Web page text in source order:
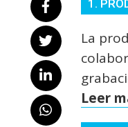
1.
La
Leer